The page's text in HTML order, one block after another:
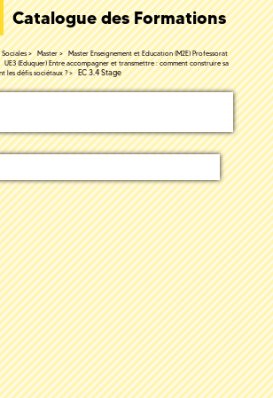
Catalogue des Formations
Sociales Master
Master Enseignement et Education (M2E) Professorat
UE3 (Eduquer) Entre accompagner et transmettre : comment construire sa
les défis sociétaux ?
EC 3.4 Stage